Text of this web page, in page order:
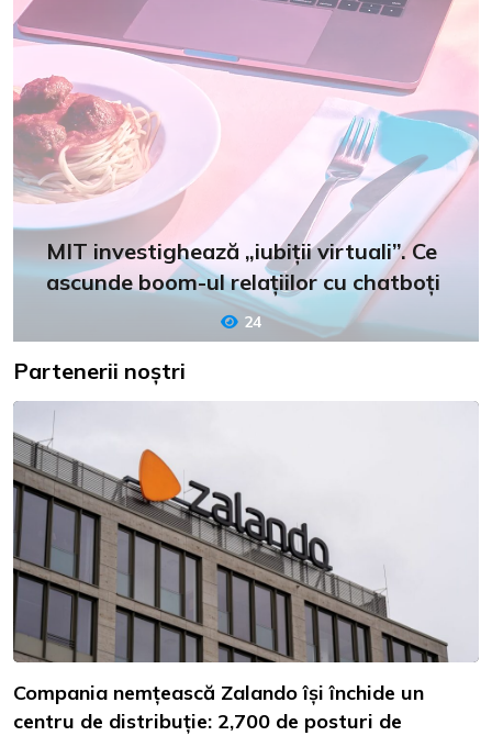
MIT investighează „iubiții virtuali”. Ce
ascunde boom-ul relațiilor cu chatboți
24
Partenerii noștri
Compania nemțească Zalando își închide un
centru de distribuție: 2,700 de posturi de